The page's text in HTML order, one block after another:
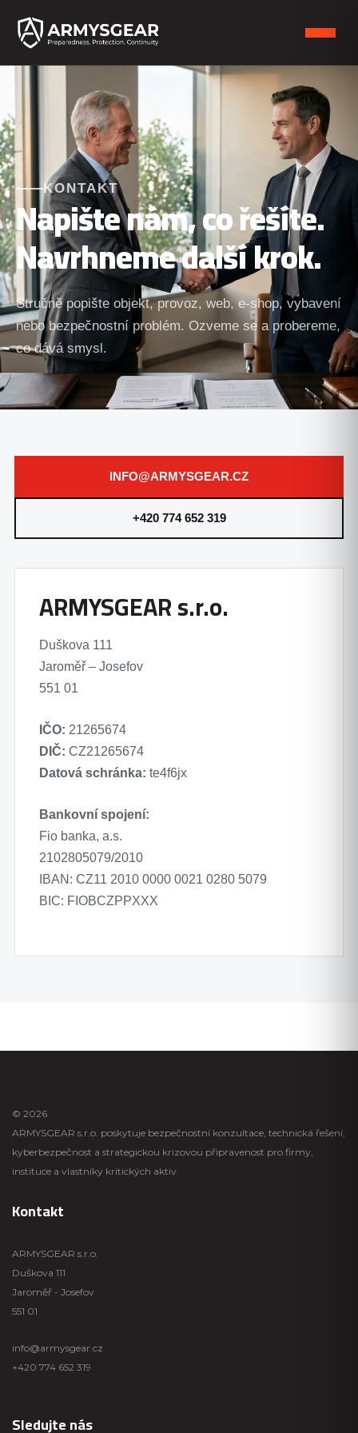
KONTAKT
Napište nám, co řešíte.
Navrhneme další krok.
Stručně popište objekt, provoz, web, e-shop, vybavení
nebo bezpečnostní problém. Ozveme se a probereme,
co dává smysl.
INFO@ARMYSGEAR.CZ
+420 774 652 319
ARMYSGEAR s.r.o.
Duškova 111
Jaroměř – Josefov
551 01
IČO: 21265674
DIČ: CZ21265674
Datová schránka: te4f6jx
Bankovní spojení:
Fio banka, a.s.
2102805079/2010
IBAN: CZ11 2010 0000 0021 0280 5079
BIC: FIOBCZPPXXX
© 2026
ARMYSGEAR s.r.o. poskytuje bezpečnostní konzultace, technická řešení,
kyberbezpečnost a strategickou krizovou připravenost pro firmy,
instituce a vlastníky kritických aktiv.
Kontakt
ARMYSGEAR s.r.o.
Duškova 111
Jaroměř - Josefov
551 01
info@armysgear.cz
+420 774 652 319
Sledujte nás